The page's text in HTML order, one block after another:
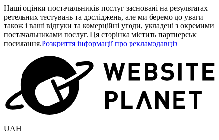
Наші оцінки постачальників послуг засновані на результатах
ретельних тестувань та досліджень, але ми беремо до уваги
також і ваші відгуки та комерційні угоди, укладені з окремими
постачальниками послуг. Ця сторінка містить партнерські
посилання.Розкриття інформації про рекламодавців
UAH